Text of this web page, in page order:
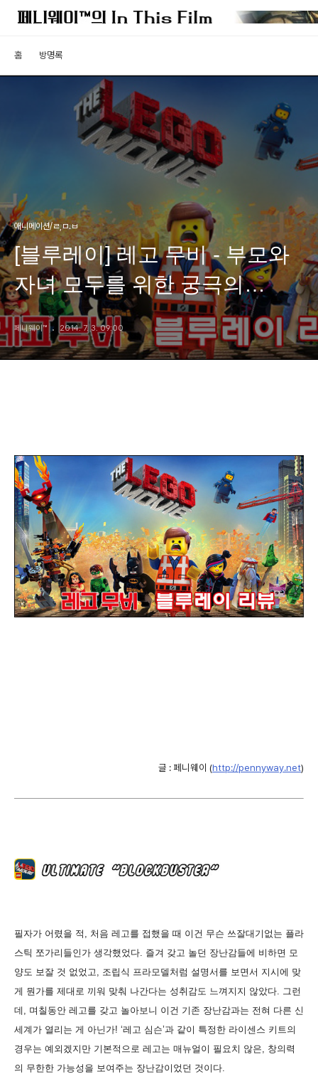
홈 방명록
애니메이션/ㄹ,ㅁ.ㅂ
[블루레이] 레고 무비 - 부모와
자녀 모두를 위한 궁극의
블록버스터
페니웨이™ 2014. 7. 3. 09:00
글 : 페니웨이 (http://pennyway.net)
필자가 어렸을 적, 처음 레고를 접했을 때 이건 무슨 쓰잘대기없는 플라
스틱 쪼가리들인가 생각했었다. 즐겨 갖고 놀던 장난감들에 비하면 모
양도 보잘 것 없었고, 조립식 프라모델처럼 설명서를 보면서 지시에 맞
게 뭔가를 제대로 끼워 맞춰 나간다는 성취감도 느껴지지 않았다. 그런
데, 며칠동안 레고를 갖고 놀아보니 이건 기존 장난감과는 전혀 다른 신
세계가 열리는 게 아닌가! ‘레고 심슨’과 같이 특정한 라이센스 키트의
경우는 예외겠지만 기본적으로 레고는 매뉴얼이 필요치 않은, 창의력
의 무한한 가능성을 보여주는 장난감이었던 것이다.